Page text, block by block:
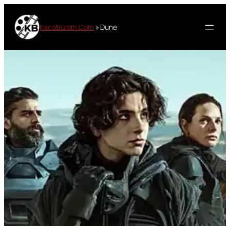
konten
KacaBuram.Com » Dune
Sinopsis Film Dune
2021
Oleh
Masbo
29 Desember 2022